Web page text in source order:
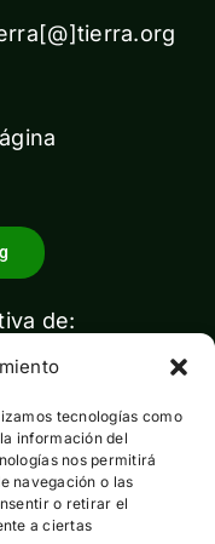
tecnologías como
información del
nos permitirá
navegación o las
o retirar el
a ciertas
de: